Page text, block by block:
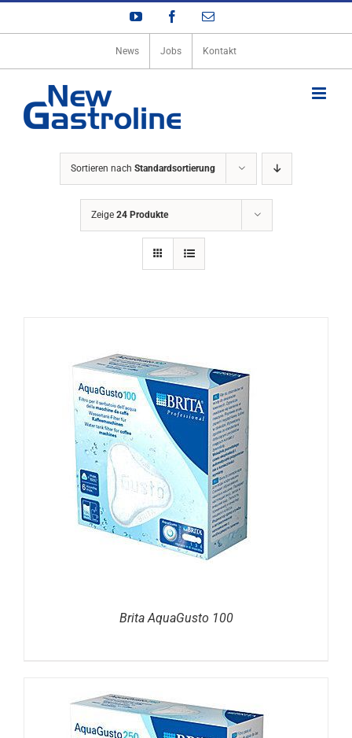
Zum
YouTube Facebook
E-
News Jobs Kontakt
Sortieren nach Standardsortierung
Zeige 24 Produkte
DETAILS
Brita AquaGusto 100